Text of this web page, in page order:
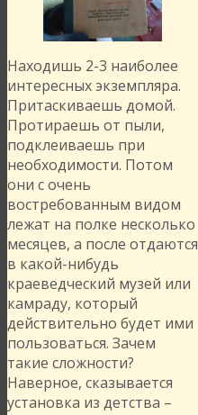
Находишь 2-3 наиболее
интересных экземпляра.
Притаскиваешь домой.
Протираешь от пыли,
подклеиваешь при
необходимости. Потом
они с очень
востребованным видом
лежат на полке несколько
месяцев, а после отдаются
в какой-нибудь
краеведческий музей или
камраду, который
действительно будет ими
пользоваться. Зачем
такие сложности?
Наверное, сказывается
установка из детства –